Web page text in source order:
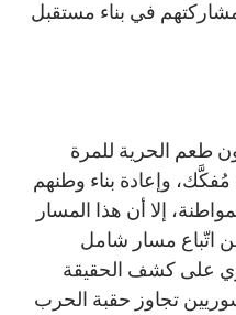
في بناء مستقبل
طعم الحرية للمرة
مُفكَّك، وإعادة بناء وطنهم
إلا أن هذا المسار
اتّباع مسار شامل
على كشف الحقيقة
تجاوز حقبة الحرب